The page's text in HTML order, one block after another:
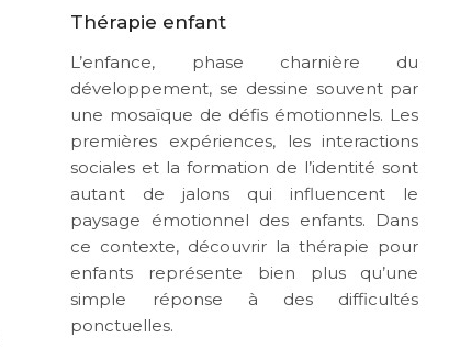
Thérapie enfant
L’enfance, phase charnière du
développement, se dessine souvent par
une mosaïque de défis émotionnels. Les
premières expériences, les interactions
sociales et la formation de l’identité sont
autant de jalons qui influencent le
paysage émotionnel des enfants. Dans
ce contexte, découvrir la thérapie pour
enfants représente bien plus qu’une
simple réponse à des difficultés
ponctuelles.